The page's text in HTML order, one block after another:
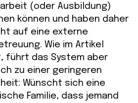
(oder Ausbildung)
können und haben daher
auf eine externe
Wie im Artikel
führt das System aber
zu einer geringeren
Wünscht sich eine
Familie, dass jemand